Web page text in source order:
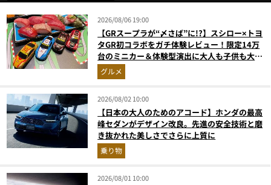
2026/08/06 19:00
【GRスープラが“〆さば”に!?】スシロー×トヨ
タGR初コラボをガチ体験レビュー！限定14万
台のミニカー＆体験型演出に大人も子供も大興
奮間違いなし
グルメ
2026/08/02 10:00
【日本の大人のためのアコード】ホンダの最高
峰セダンがデザイン改良。先進の安全技術と磨
き抜かれた美しさでさらに上質に
乗り物
2026/08/01 10:00